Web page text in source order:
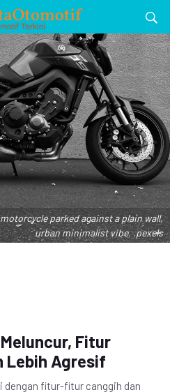
parked against a plain wall,
urban minimalist vibe. .pexels
Fitur
Lebih Agresif
dengan fitur-fitur canggih dan